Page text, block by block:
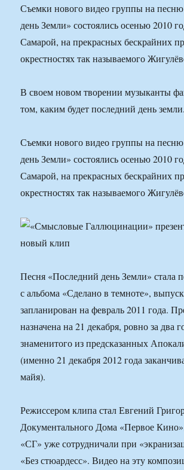
Съемки нового видео группы на
день Земли» состоялись осенью 2010
Самарой, на прекрасных бескрайних
окрестностях так называемого
В своем новом творении музыканты
том, каким будет последний день земли.
Съемки нового видео группы на
день Земли» состоялись осенью 2010
Самарой, на прекрасных бескрайних
окрестностях так называемого
Песня «Последний день Земли» стала
с альбома «Сделано в темноте»,
запланирован на февраль 2011 года.
назначена на 21 декабря, ровно за два
знаменитого из предсказанных
(именно 21 декабря 2012 года
майя).
Режиссером клипа стал Евгений
Документального Дома «Первое
«СГ» уже сотрудничали при
«Без стюардесс». Видео на эту